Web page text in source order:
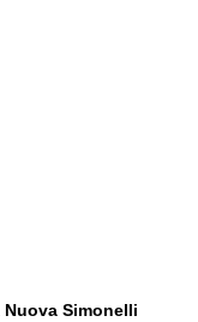
Nuova Simonelli